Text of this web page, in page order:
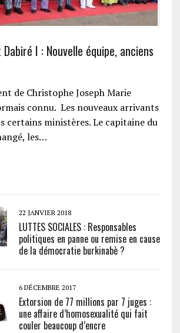
I : Nouvelle équipe, anciens
de Christophe Joseph Marie
connu. Les nouveaux arrivants
certains ministères. Le capitaine du
les…
22 JANVIER 2018
LUTTES SOCIALES : Responsables
politiques en panne ou remise en cause
de la démocratie burkinabè ?
6 DÉCEMBRE 2017
Extorsion de 77 millions par 7 juges :
une affaire d’homosexualité qui fait
couler beaucoup d’encre